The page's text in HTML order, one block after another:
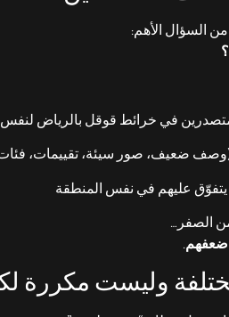
السؤال الأهم:
متصدرين في خرائط قوقل بالرياض
ضعيف، صور سيئة، تقييمات، فئات
عليهم في نفس المنطقة
الصفر…
ضعفهم.